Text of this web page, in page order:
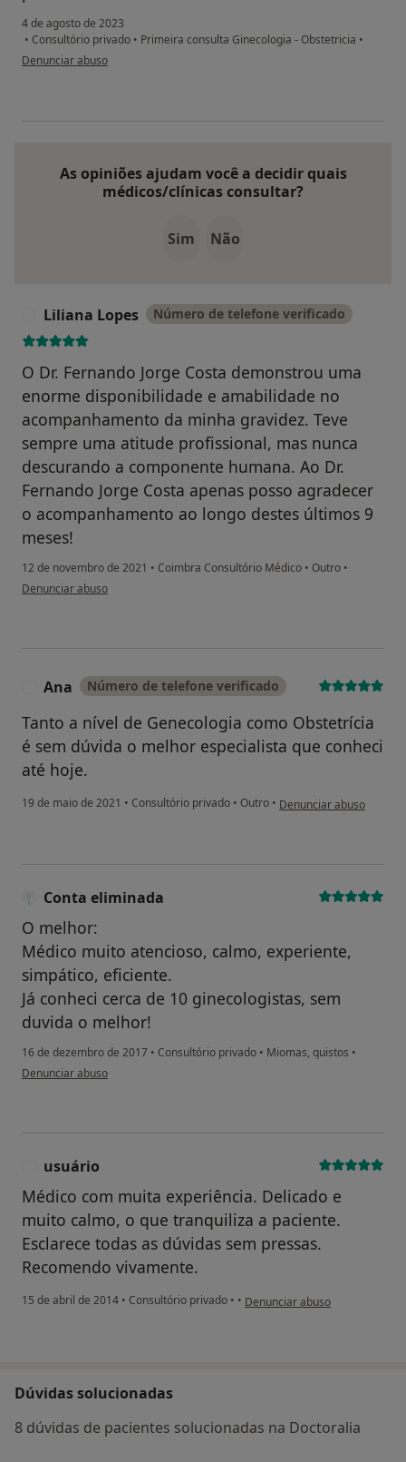
4 de agosto de 2023
• Consultório privado • Primeira consulta Ginecologia - Obstetricia •
na opinião do utilizador LP
Denunciar abuso
As opiniões ajudam você a decidir quais
médicos/clínicas consultar?
Sim Não
Liliana Lopes Número de telefone verificado
O Dr. Fernando Jorge Costa demonstrou uma
enorme disponibilidade e amabilidade no
acompanhamento da minha gravidez. Teve
sempre uma atitude profissional, mas nunca
descurando a componente humana. Ao Dr.
Fernando Jorge Costa apenas posso agradecer
o acompanhamento ao longo destes últimos 9
meses!
12 de novembro de 2021 • Coimbra Consultório Médico • Outro •
na opinião do utilizador Liliana Lopes
Denunciar abuso
Ana Número de telefone verificado
Tanto a nível de Genecologia como Obstetrícia
é sem dúvida o melhor especialista que conheci
até hoje.
19 de maio de 2021 • Consultório privado • Outro • na opinião do utilizador
Denunciar abuso
Conta eliminada
O melhor:
Médico muito atencioso, calmo, experiente,
simpático, eficiente.
Já conheci cerca de 10 ginecologistas, sem
duvida o melhor!
16 de dezembro de 2017 • Consultório privado • Miomas, quistos •
na opinião do utilizador Conta eliminada
Denunciar abuso
usuário
Médico com muita experiência. Delicado e
muito calmo, o que tranquiliza a paciente.
Esclarece todas as dúvidas sem pressas.
Recomendo vivamente.
15 de abril de 2014 • Consultório privado • • na opinião do utilizador usuário
Denunciar abuso
Dúvidas solucionadas
8 dúvidas de pacientes solucionadas na Doctoralia